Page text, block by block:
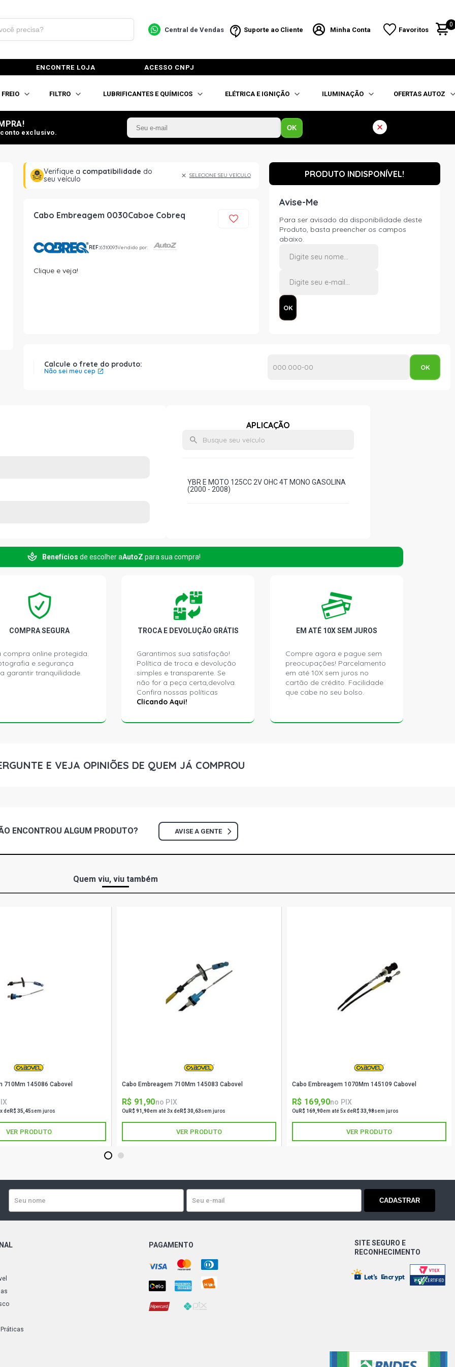
Central de Vendas Suporte ao Cliente Minha Conta Favoritos
0
ENCONTRE LOJA ACESSO CNPJ
FREIO FILTRO LUBRIFICANTES E QUÍMICOS ELÉTRICA E IGNIÇÃO ILUMINAÇÃO OFERTAS AUTOZ
exclusivo.
OK
Verifique a compatibilidade do
seu veículo
SELECIONE SEU VEÍCULO
Cabo Embreagem 0030Caboe Cobreq
REF:6310093Vendido por:
Clique e veja!
PRODUTO INDISPONÍVEL!
Avise-Me
Para ser avisado da disponibilidade deste
Produto, basta preencher os campos
abaixo.
Calcule o frete do produto:
Não sei meu cep
APLICAÇÃO
YBR E MOTO 125CC 2V OHC 4T MONO GASOLINA
(2000 - 2008)
Benefícios de escolher aAutoZ para sua compra!
COMPRA SEGURA
compra online protegida.
e segurança
garantir tranquilidade.
TROCA E DEVOLUÇÃO GRÁTIS
Garantimos sua satisfação!
Política de troca e devolução
simples e transparente. Se
não for a peça certa,devolva.
Confira nossas políticas
Clicando Aqui!
EM ATÉ 10X SEM JUROS
Compre agora e pague sem
preocupações! Parcelamento
em até 10X sem juros no
cartão de crédito. Facilidade
que cabe no seu bolso.
E VEJA OPINIÕES DE QUEM JÁ COMPROU
ENCONTROU ALGUM PRODUTO? AVISE A GENTE
Quem viu, viu também
710Mm 145086 Cabovel
deR$ 35,45sem juros
VER PRODUTO
Cabo Embreagem 710Mm 145083 Cabovel
R$ 91,90no PIX
Ou R$ 91,90em até 3x deR$ 30,63sem juros
VER PRODUTO
Cabo Embreagem 1070Mm 145109 Cabovel
R$ 169,90no PIX
Ou R$ 169,90em até 5x deR$ 33,98sem juros
VER PRODUTO
1 2
CADASTRAR
PAGAMENTO
SITE SEGURO E
RECONHECIMENTO